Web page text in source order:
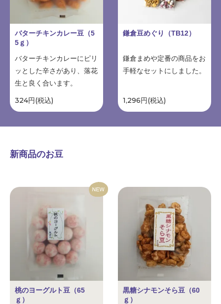
バターチキンカレー豆（5
5ｇ）
バターチキンカレーにピリ
ッとした辛さがあり、落花
生と良く合います。
324円(税込)
鎌倉豆めぐり（TB12）
鎌倉まめや定番の商品をお
手軽なセットにしました。
1,296円(税込)
新商品のお豆
桃のヨーグルト豆（65
ｇ）
黒糖シナモンそら豆（60
ｇ）